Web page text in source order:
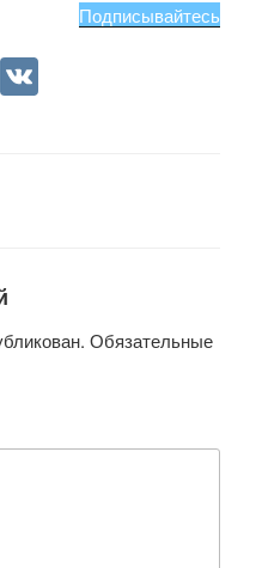
Подписывайтесь
O
Обязательные